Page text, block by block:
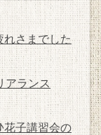
さまでした
ランス
子講習会の